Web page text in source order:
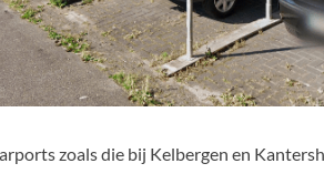
zoals die bij Kelbergen en